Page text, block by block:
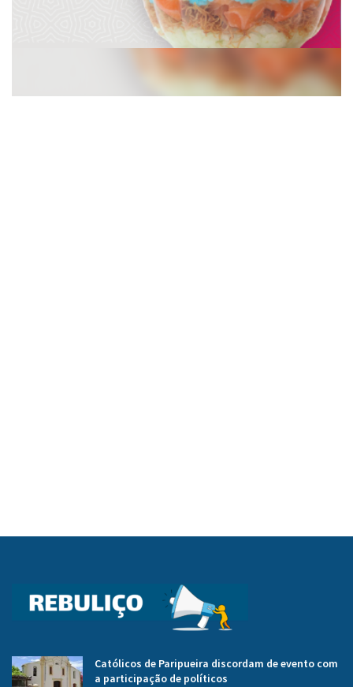
Católicos de Paripueira discordam de evento com
a participação de políticos